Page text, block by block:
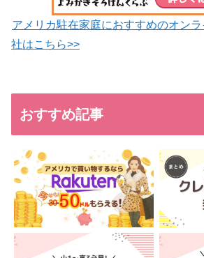
アメリカ駐在家庭におすすめのオン
社はこちら>>
おすすめ記事